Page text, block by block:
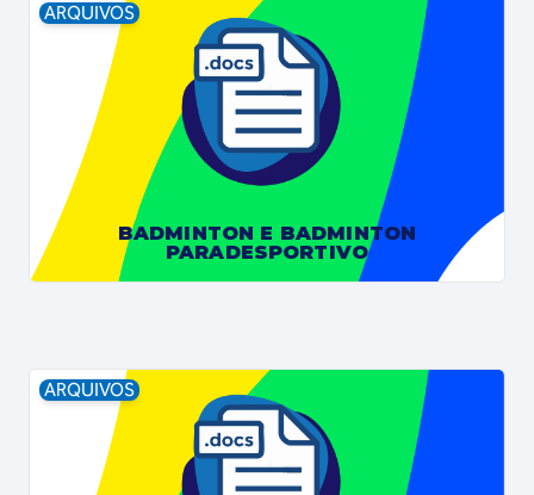
ARQUIVOS
BADMINTON E BADMINTON
PARADESPORTIVO
ARQUIVOS